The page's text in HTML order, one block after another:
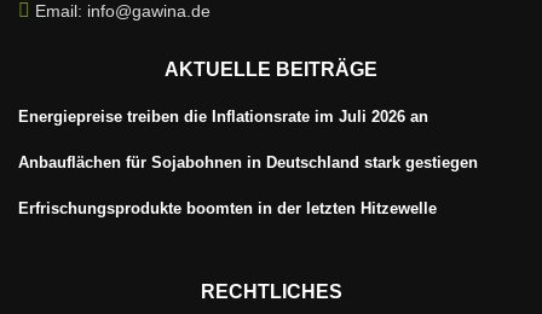
Email: info@gawina.de
AKTUELLE BEITRÄGE
Energiepreise treiben die Inflationsrate im Juli 2026 an
Anbauflächen für Sojabohnen in Deutschland stark gestiegen
Erfrischungsprodukte boomten in der letzten Hitzewelle
RECHTLICHES